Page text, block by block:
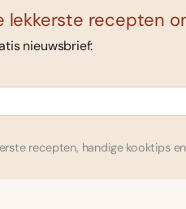
lekkerste recepten
nieuwsbrief:
recepten, handige kooktips